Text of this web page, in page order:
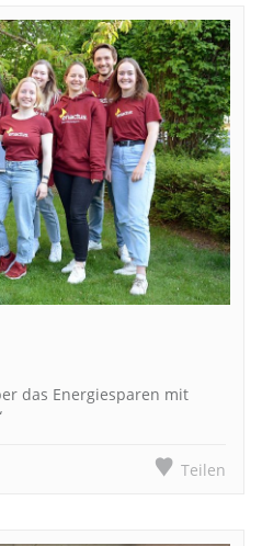
das Energiesparen mit
Teilen